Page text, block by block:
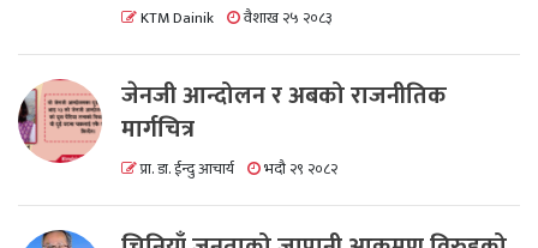
KTM Dainik वैशाख २५ २०८३
जेनजी आन्दोलन र अबको राजनीतिक
मार्गचित्र
प्रा. डा. ईन्दु आचार्य भदौ २९ २०८२